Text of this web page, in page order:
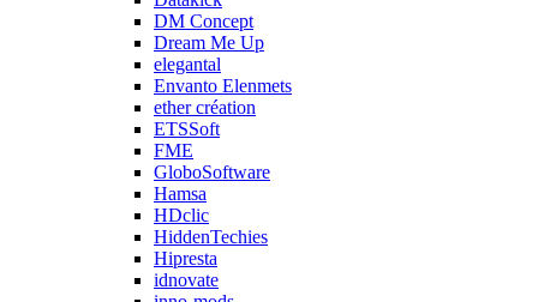
DM Concept
Dream Me Up
elegantal
Envanto Elenmets
ether création
ETSSoft
FME
GloboSoftware
Hamsa
HDclic
HiddenTechies
Hipresta
idnovate